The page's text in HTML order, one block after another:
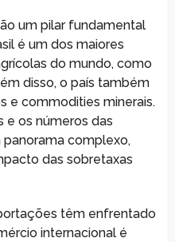
um pilar fundamental
é um dos maiores
do mundo, como
disso, o país também
e commodities minerais.
e os números das
complexo,
das sobretaxas
têm enfrentado
internacional é